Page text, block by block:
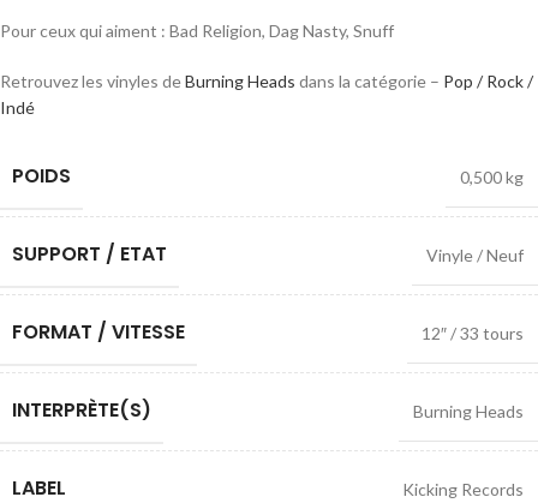
Pour ceux qui aiment : Bad Religion, Dag Nasty, Snuff
Retrouvez les vinyles deBurning Heads dans la catégorie – Pop / Rock /
Indé
POIDS 0,500 kg
SUPPORT / ETAT Vinyle / Neuf
FORMAT / VITESSE 12″ / 33 tours
INTERPRÈTE(S) Burning Heads
LABEL Kicking Records